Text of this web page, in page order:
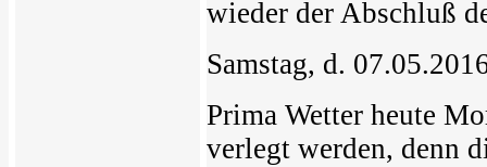
wieder der Abschluß
Samstag, d.
Prima Wetter heute
verlegt werden, denn